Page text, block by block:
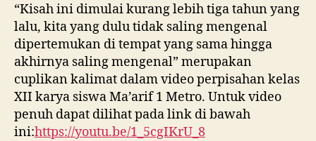
“Kisah ini dimulai kurang lebih tiga tahun yang
lalu, kita yang dulu tidak saling mengenal
dipertemukan di tempat yang sama hingga
akhirnya saling mengenal” merupakan
cuplikan kalimat dalam video perpisahan kelas
XII karya siswa Ma’arif 1 Metro. Untuk video
penuh dapat dilihat pada link di bawah
ini:https://youtu.be/1_5cgIKrU_8